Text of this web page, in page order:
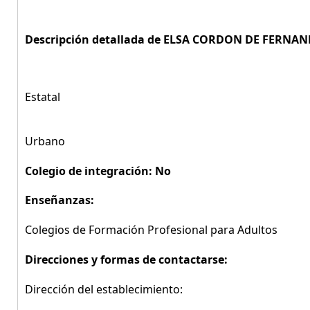
Descripción detallada de ELSA CORDON DE
Estatal
Urbano
Colegio de integración: No
Enseñanzas:
Colegios de Formación Profesional para Adultos
Direcciones y formas de contactarse:
Dirección del establecimiento: